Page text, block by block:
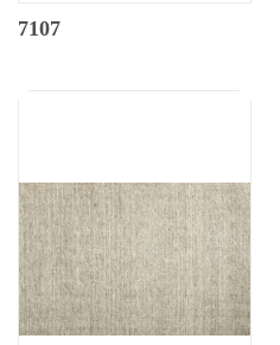
7107